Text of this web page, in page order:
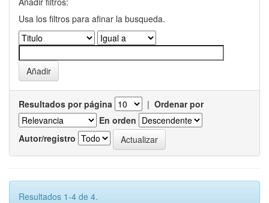
Usa los filtros para afinar la busqueda.
Resultados por página | Ordenar por
En orden
Autor/registro
Resultados 1-4 de 4.